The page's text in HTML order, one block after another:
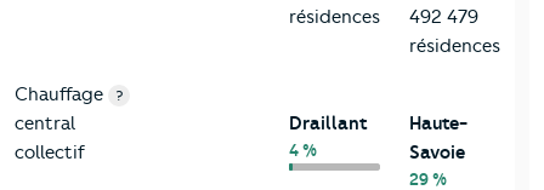
résidences
492 479
résidences
Chauffage
central
collectif
?
Draillant
4 %
Haute-
Savoie
29 %